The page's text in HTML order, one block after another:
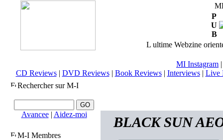
P
U
B
L ultime Webzine
MI Instagram
CD Reviews| DVD Reviews| Book Reviews| Interviews| Live
Rechercher sur M-I
Avancee| Aidez-moi
M-I Membres
BLACK SUN